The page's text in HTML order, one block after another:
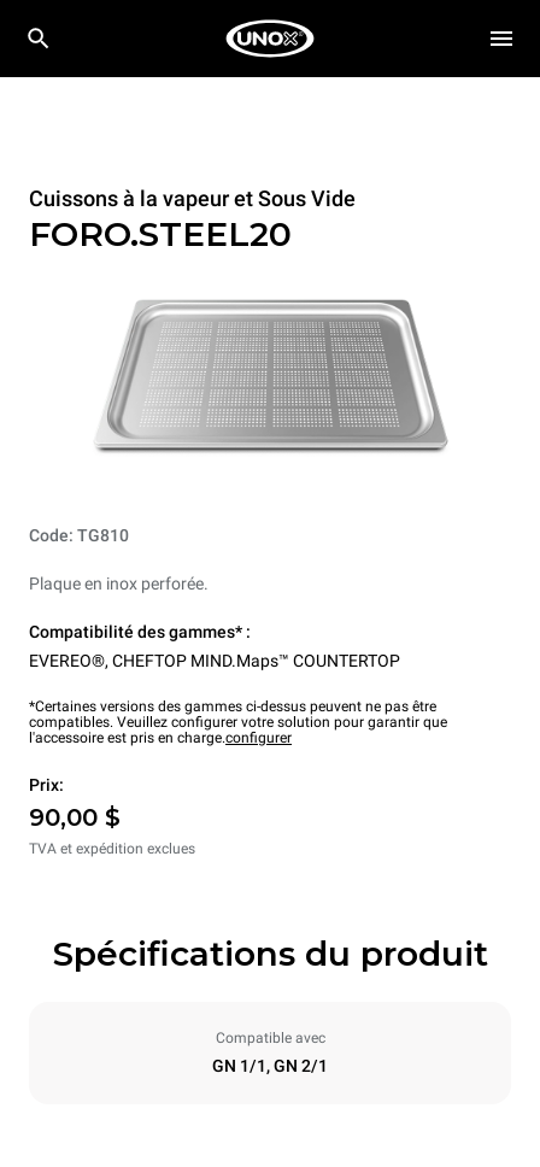
Cuissons à la vapeur et Sous Vide
FORO.STEEL20
Code: TG810
Plaque en inox perforée.
Compatibilité des gammes* :
EVEREO®, CHEFTOP MIND.Maps™ COUNTERTOP
*Certaines versions des gammes ci-dessus peuvent ne pas être
compatibles. Veuillez configurer votre solution pour garantir que
l'accessoire est pris en charge.configurer
Prix:
90,00 $
TVA et expédition exclues
Spécifications du produit
Compatible avec
GN 1/1, GN 2/1